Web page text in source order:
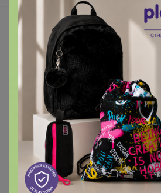
Подарочные сертификаты
Реклама на сайте
Поставщикам
Вакансии
support@24-ok.ru
Написать в поддержку
Защита покупателя
Помощь
О нас